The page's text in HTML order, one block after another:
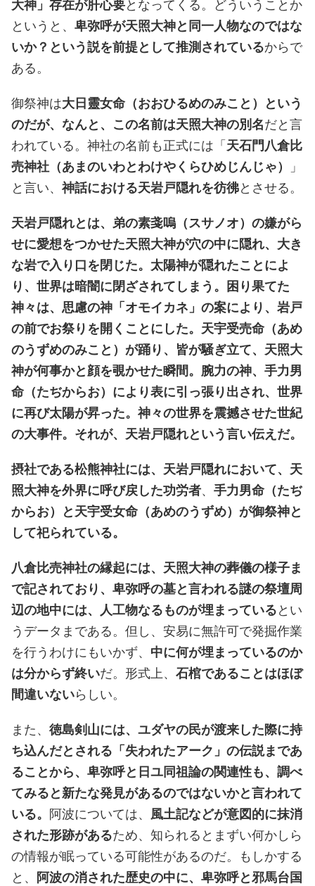
大神」存在が肝心要となってくる。どういうことか
というと、 卑弥呼が天照大神と同一人物なのではな
いか？という説を前提として推測されているからで
ある。
御祭神は大日靈女命（おおひるめのみこと）という
のだが、なんと、この名前は天照大神の別名だと言
われている。神社の名前も正式には「天石門八倉比
売神社（あまのいわとわけやくらひめじんじゃ）
」
と言い、 神話における天岩戸隠れを彷彿とさせる。
天岩戸隠れとは、弟の素戔嗚（スサノオ）の嫌がら
せに愛想をつかせた天照大神が穴の中に隠れ、大き
な岩で入り口を閉じた。太陽神が隠れたことによ
り、世界は暗闇に閉ざされてしまう。困り果てた
神々は、思慮の神「オモイカネ」の案により、岩戸
の前でお祭りを開くことにした。天宇受売命（あめ
のうずめのみこと）が踊り、皆が騒ぎ立て、天照大
神が何事かと顔を覗かせた瞬間。腕力の神、手力男
命（たぢからお）により表に引っ張り出され、世界
に再び太陽が昇った。神々の世界を震撼させた世紀
の大事件。それが、天岩戸隠れという言い伝えだ。
摂社である松熊神社には、天岩戸隠れにおいて、天
照大神を外界に呼び戻した功労者、 手力男命（たぢ
からお）と天宇受女命（あめのうずめ）が御祭神と
して祀られている。
八倉比売神社の縁起には、天照大神の葬儀の様子ま
で記されており、卑弥呼の墓と言われる謎の祭壇周
辺の地中には、人工物なるものが埋まっているとい
うデータまである。但し、安易に無許可で発掘作業
を行うわけにもいかず、 中に何が埋まっているのか
は分からず終いだ。形式上、 石棺であることはほぼ
間違いないらしい。
また、 徳島剣山には、ユダヤの民が渡来した際に持
ち込んだとされる「失われたアーク」の伝説まであ
ることから、卑弥呼と日ユ同祖論の関連性も、調べ
てみると新たな発見があるのではないかと言われて
いる。 阿波については、 風土記などが意図的に抹消
された形跡があるため、知られるとまずい何かしら
の情報が眠っている可能性があるのだ。もしかする
と、 阿波の消された歴史の中に、卑弥呼と邪馬台国